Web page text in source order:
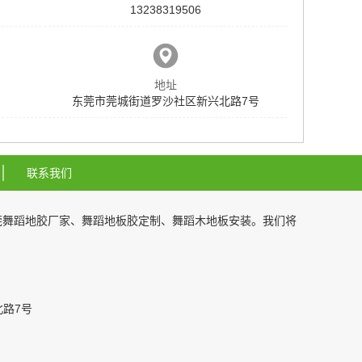
13238319506
地址
东莞市莞城街道罗沙社区新兴北路7号
联系我们
蹈地胶厂家、 舞蹈地板胶定制 、 舞蹈木地板安装。我们将
7号